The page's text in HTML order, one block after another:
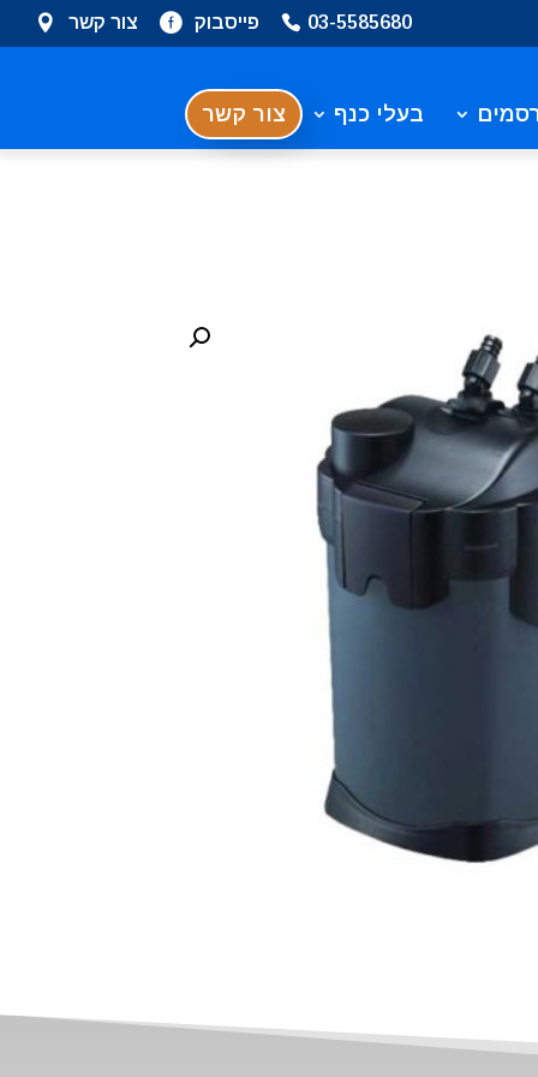
03-5585680 פייסבוק צור קשר
בעלי כנף צור קשר